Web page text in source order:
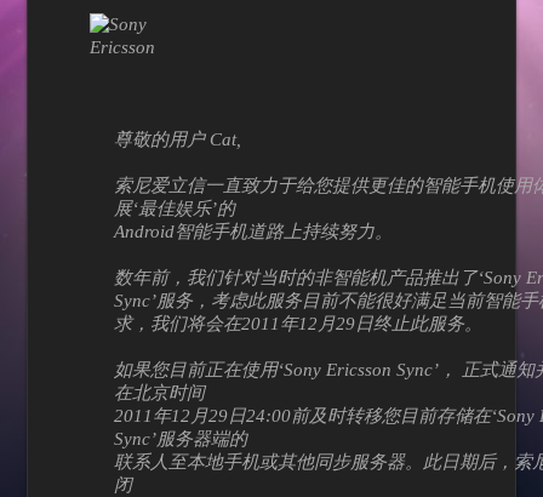
尊敬的用户 Cat,
索尼爱立信一直致力于给您提供更佳的智能手机使用
展‘最佳娱乐’的
Android智能手机道路上持续努力。
数年前，我们针对当时的非智能机产品推出了‘Sony
Sync’服务，考虑此服务目前不能很好满足当前智能
求，我们将会在2011年12月29日终止此服务。
如果您目前正在使用‘Sony Ericsson Sync’， 正式通
在北京时间
2011年12月29日24:00前及时转移您目前存储在‘Sony
Sync’服务器端的
联系人至本地手机或其他同步服务器。此日期后，索
闭